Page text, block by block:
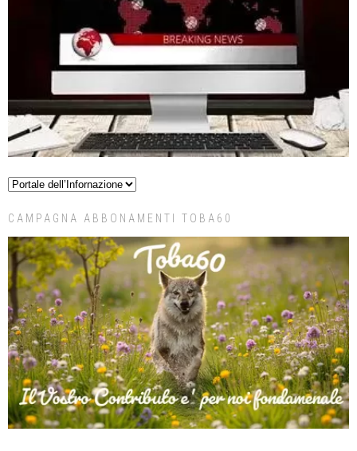
CAMPAGNA ABBONAMENTI TOBA60